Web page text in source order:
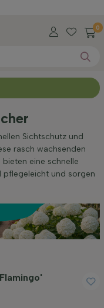
0
Sichtschutz und
rasch wachsenden
eine schnelle
pflegeleicht und sorgen